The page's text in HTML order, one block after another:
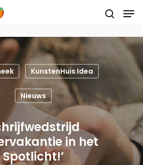
om te starten met zoeken of
om te sluitenKunstenHuis Idea
Nieuws
in het
Spotlicht!’